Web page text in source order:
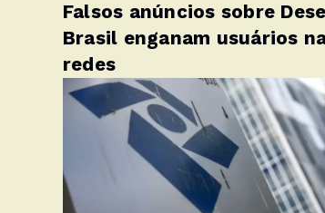
Falsos anúncios sobre
Brasil enganam usuários
redes